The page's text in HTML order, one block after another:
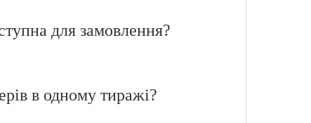
для замовлення?
в одному тиражі?